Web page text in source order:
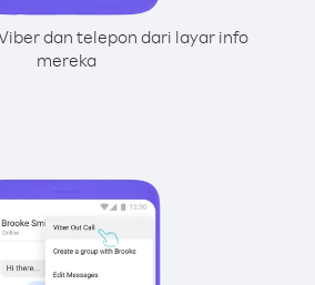
dan telepon dari layar info
mereka